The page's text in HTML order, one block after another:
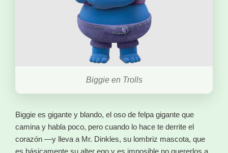
Biggie en Trolls
Biggie es gigante y blando, el oso de felpa gigante que
camina y habla poco, pero cuando lo hace te derrite el
corazón —y lleva a Mr. Dinkles, su lombriz mascota, que
es básicamente su alter ego y es imposible no quererlos a